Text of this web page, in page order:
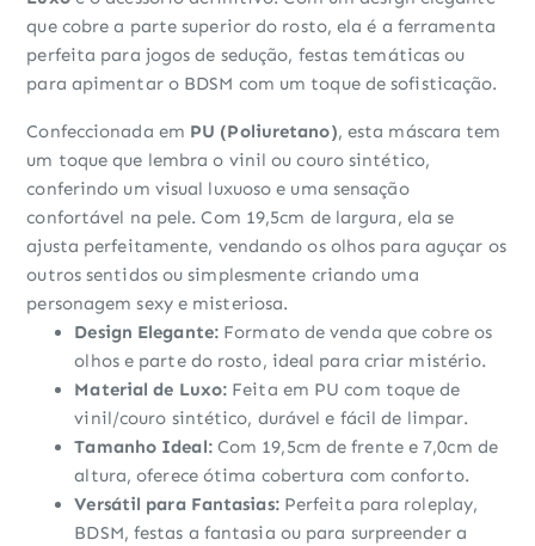
que cobre a parte superior do rosto, ela é a ferramenta
perfeita para jogos de sedução, festas temáticas ou
para apimentar o BDSM com um toque de sofisticação.
Confeccionada em PU (Poliuretano), esta máscara tem
um toque que lembra o vinil ou couro sintético,
conferindo um visual luxuoso e uma sensação
confortável na pele. Com 19,5cm de largura, ela se
ajusta perfeitamente, vendando os olhos para aguçar os
outros sentidos ou simplesmente criando uma
personagem sexy e misteriosa.
Design Elegante: Formato de venda que cobre os
olhos e parte do rosto, ideal para criar mistério.
Material de Luxo: Feita em PU com toque de
vinil/couro sintético, durável e fácil de limpar.
Tamanho Ideal:Com 19,5cm de frente e 7,0cm de
altura, oferece ótima cobertura com conforto.
Versátil para Fantasias:Perfeita para roleplay,
BDSM, festas a fantasia ou para surpreender a